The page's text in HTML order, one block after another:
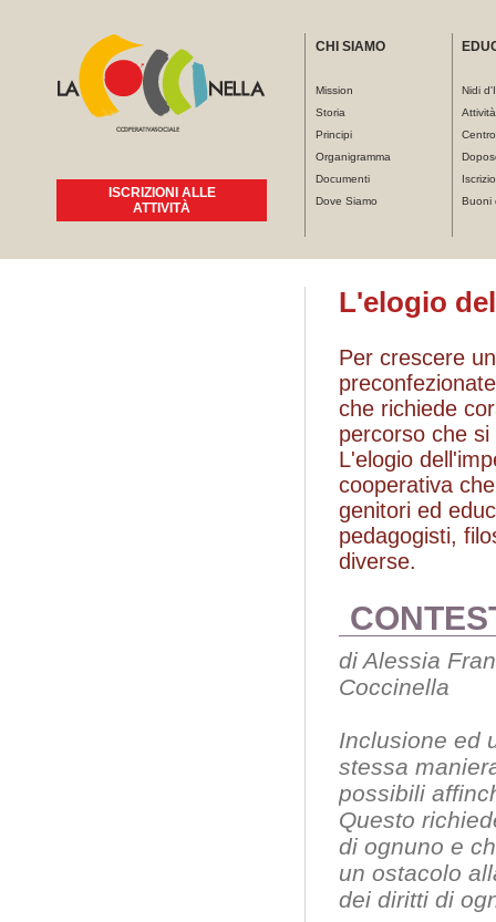
ISCRIZIONI ALLE
ATTIVITÀ
CHI SIAMO
Mission
Storia
Principi
Organigramma
Documenti
Dove Siamo
Nidi
Buoni
Tu sei qui
L'elogio
Per crescere
che richiede
percorso che
L'elogio
cooperativa
genitori ed
pedagogisti,
diverse.
di Alessia
Coccinella
Inclusione ed
stessa
possibili
Questo
di ognuno e
un ostacolo
dei diritti di